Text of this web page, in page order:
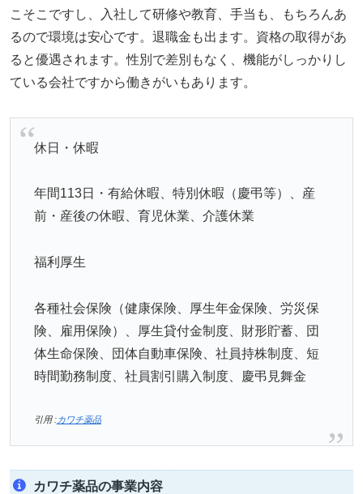
こそこですし、入社して研修や教育、手当も、もちろんあ
るので環境は安心です。退職金も出ます。資格の取得があ
ると優遇されます。性別で差別もなく、機能がしっかりし
ている会社ですから働きがいもあります。
休日・休暇
年間113日・有給休暇、特別休暇（慶弔等）、産
前・産後の休暇、育児休業、介護休業
福利厚生
各種社会保険（健康保険、厚生年金保険、労災保
険、雇用保険）、厚生貸付金制度、財形貯蓄、団
体生命保険、団体自動車保険、社員持株制度、短
時間勤務制度、社員割引購入制度、慶弔見舞金
引用 :カワチ薬品
カワチ薬品の事業内容